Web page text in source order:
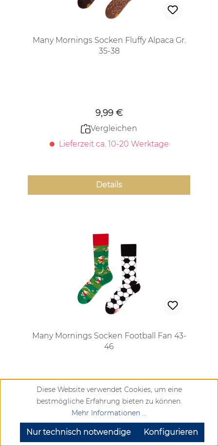
Many Mornings Socken Fluffy Alpaca Gr.
35-38
9,99 €
Vergleichen
Lieferzeit ca. 10-20 Werktage
Details
Many Mornings Socken Football Fan 43-
46
Regulärer Preis:
9,99 €
Vergleichen
Diese Website verwendet Cookies, um eine
bestmögliche Erfahrung bieten zu können.
Mehr Informationen ...
Nur technisch notwendige Konfigurieren
SEHR GUT (4.72 / 5)
aus905Bewertungen bei: google.com, trustedshops.de, shopvote.de ⓘ
Informationen zur Echtheit der Bewertungen